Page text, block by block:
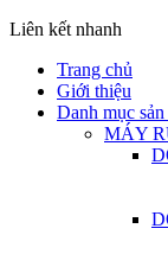
Liên kết nhanh
Trang chủ
Giới thiệu
Danh mục
MÁY